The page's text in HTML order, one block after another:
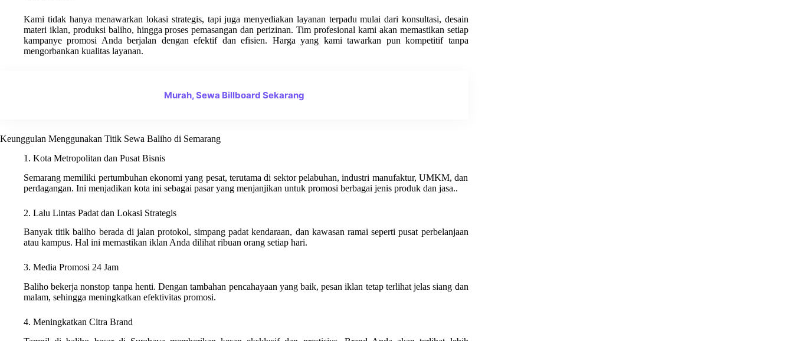
Kami tidak hanya menawarkan lokasi strategis, tapi juga menyediakan layanan terpadu mulai dari konsultasi, desain
materi iklan, produksi baliho, hingga proses pemasangan dan perizinan. Tim profesional kami akan memastikan setiap
kampanye promosi Anda berjalan dengan efektif dan efisien. Harga yang kami tawarkan pun kompetitif tanpa
mengorbankan kualitas layanan.
Murah, Sewa Billboard Sekarang
Keunggulan Menggunakan Titik Sewa Baliho di Semarang
1. Kota Metropolitan dan Pusat Bisnis
Semarang memiliki pertumbuhan ekonomi yang pesat, terutama di sektor pelabuhan, industri manufaktur, UMKM, dan
perdagangan. Ini menjadikan kota ini sebagai pasar yang menjanjikan untuk promosi berbagai jenis produk dan jasa..
2. Lalu Lintas Padat dan Lokasi Strategis
Banyak titik baliho berada di jalan protokol, simpang padat kendaraan, dan kawasan ramai seperti pusat perbelanjaan
atau kampus. Hal ini memastikan iklan Anda dilihat ribuan orang setiap hari.
3. Media Promosi 24 Jam
Baliho bekerja nonstop tanpa henti. Dengan tambahan pencahayaan yang baik, pesan iklan tetap terlihat jelas siang dan
malam, sehingga meningkatkan efektivitas promosi.
4. Meningkatkan Citra Brand